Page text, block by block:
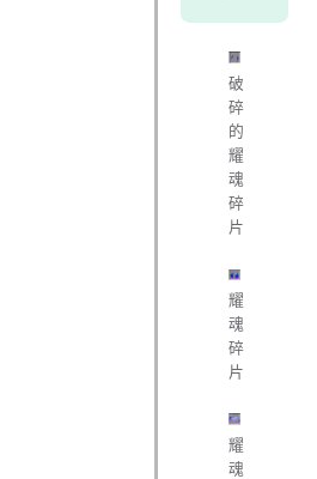
破
碎
的
耀
魂
碎
片
耀
魂
碎
片
耀
魂